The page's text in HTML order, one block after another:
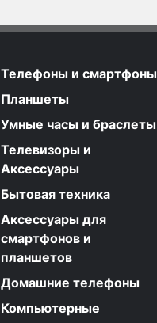
Телефоны и смартфоны
Планшеты
Умные часы и браслеты
Телевизоры и
Аксессуары
Бытовая техника
Аксессуары для
смартфонов и
планшетов
Домашние телефоны
Компьютерные